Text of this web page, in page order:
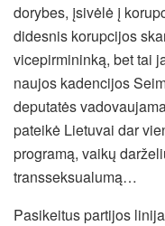
dorybes, įsivėlė į
didesnis korupcijos
vicepirmininką, bet tai
naujos kadencijos
deputatės
pateikė Lietuvai dar
programą, vaikų
transseksualumą…
Pasikeitus partijos